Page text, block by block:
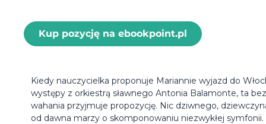
Kup pozycję na ebookpoint.pl
Kiedy nauczycielka proponuje Mariannie wyjazd do
występy z orkiestrą sławnego Antonia Balamonte, ta bez
wahania przyjmuje propozycję. Nic dziwnego,
od dawna marzy o skomponowaniu niezwykłej symfonii.